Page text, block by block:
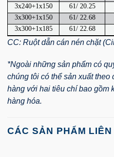
3x240+1x150
61/ 20.25
3x300+1x150
61/ 22.68
3x300+1x185
61/ 22.68
CC: Ruột dẫn cán nén chặt
*Ngoài những sản phẩm có
chúng tôi có thể sản xuất theo
hàng với hai tiêu chí bao gồm
hàng hóa.
CÁC SẢN PHẨM LIÊN